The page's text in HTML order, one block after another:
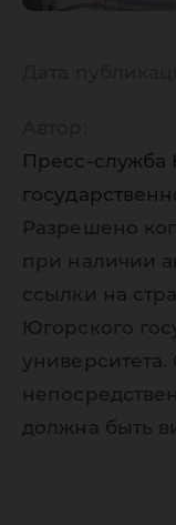
Пресс-служба
Разрешено
при наличии
ссылки на
Югорского
должна быть